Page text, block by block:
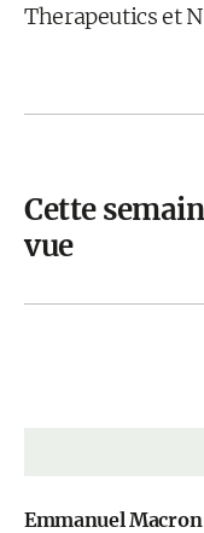
Therapeutics et
Cette
vue
Emmanuel Macron